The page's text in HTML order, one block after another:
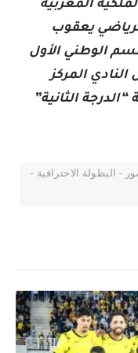
المغربية
يعقوب
الوطني الأول
النادي المركز
“الدرجة الثانية”
- البطولة الاحترافية -